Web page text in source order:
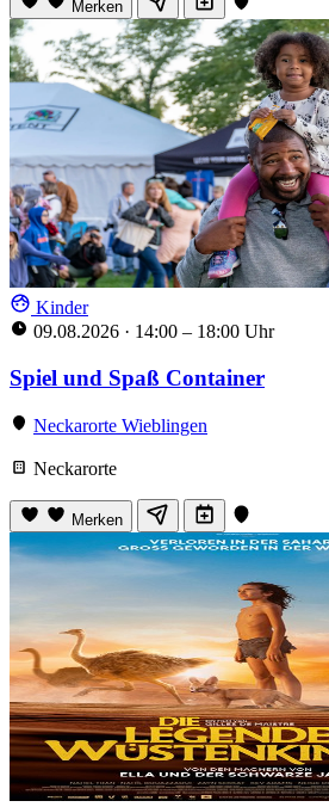
Merken
Kinder
09.08.2026 · 14:00 – 18:00 Uhr
Spiel und Spaß Container
Neckarorte Wieblingen
Neckarorte
Merken